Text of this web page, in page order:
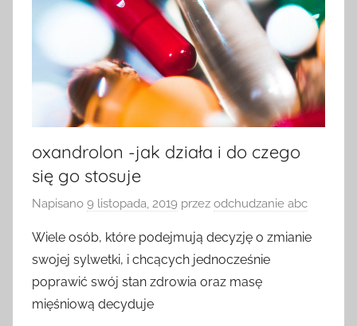
oxandrolon -jak działa i do czego
się go stosuje
Napisano 9 listopada, 2019 przez odchudzanie abc
Wiele osób, które podejmują decyzję o zmianie
swojej sylwetki, i chcących jednocześnie
poprawić swój stan zdrowia oraz masę
mięśniową decyduje